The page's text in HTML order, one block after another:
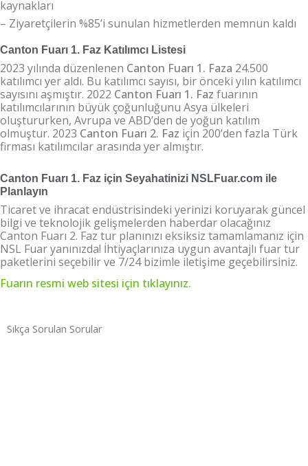
kaynakları
– Ziyaretçilerin %85’i sunulan hizmetlerden memnun kaldı
Canton Fuarı 1. Faz Katılımcı Listesi
2023 yılında düzenlenen Canton Fuarı 1. Faza 24.500
katılımcı yer aldı. Bu katılımcı sayısı, bir önceki yılın katılımcı
sayısını aşmıştır. 2022 Canton Fuarı 1. Faz fuarının
katılımcılarının büyük çoğunluğunu Asya ülkeleri
oluştururken, Avrupa ve ABD’den de yoğun katılım
olmuştur. 2023 Canton Fuarı 2. Faz için 200’den fazla Türk
firması katılımcılar arasında yer almıştır.
Canton Fuarı 1. Faz için Seyahatinizi NSLFuar.com ile
Planlayın
Ticaret ve ihracat endüstrisindeki yerinizi koruyarak güncel
bilgi ve teknolojik gelişmelerden haberdar olacağınız
Canton Fuarı 2. Faz tur planınızı eksiksiz tamamlamanız için
NSL Fuar yanınızda! İhtiyaçlarınıza uygun avantajlı fuar tur
paketlerini seçebilir ve 7/24 bizimle iletişime geçebilirsiniz.
Fuarın resmi web sitesi için tıklayınız.
Sıkça Sorulan Sorular